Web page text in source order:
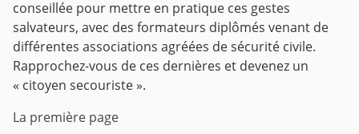
conseillée pour mettre en pratique ces gestes
salvateurs, avec des formateurs diplômés venant de
différentes associations agréées de sécurité civile.
Rapprochez-vous de ces dernières et devenez un
« citoyen secouriste ».
La première page